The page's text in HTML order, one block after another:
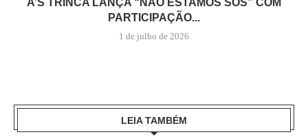
PARTICIPAÇÃO...
1 de julho de 2026
LEIA TAMBÉM